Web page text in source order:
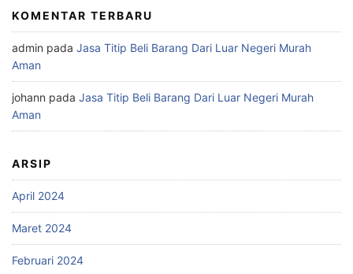
KOMENTAR TERBARU
admin pada Jasa Titip Beli Barang Dari Luar Negeri Murah
Aman
johann pada Jasa Titip Beli Barang Dari Luar Negeri Murah
Aman
ARSIP
April 2024
Maret 2024
Februari 2024